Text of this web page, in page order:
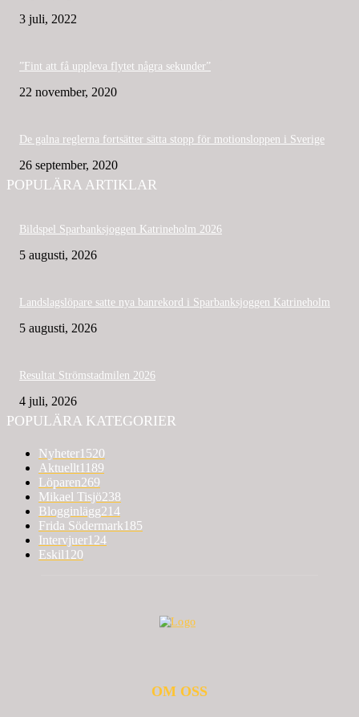
3 juli, 2022
”Fint att få uppleva flytet några sekunder”
22 november, 2020
De galna reglerna fortsätter sätta stopp för motionsloppen i Sverige
26 september, 2020
POPULÄRA ARTIKLAR
Bildspel Sparbanksjoggen Katrineholm 2026
5 augusti, 2026
Landslagslöpare satte nya banrekord i Sparbanksjoggen Katrineholm
5 augusti, 2026
Resultat Strömstadmilen 2026
4 juli, 2026
POPULÄRA KATEGORIER
Nyheter1520
Aktuellt1189
Löparen269
Mikael Tisjö238
Blogginlägg214
Frida Södermark185
Intervjuer124
Eskil120
OM OSS